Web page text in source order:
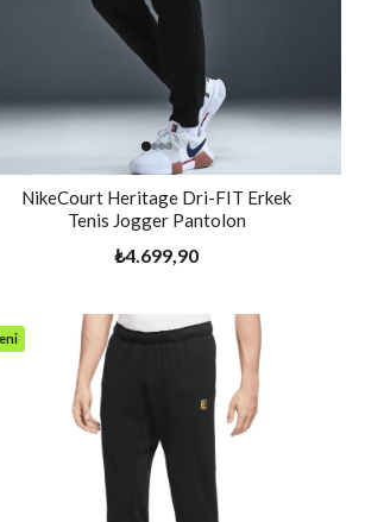
NikeCourt Heritage Dri-FIT Erkek
Tenis Jogger Pantolon
₺4.699,90